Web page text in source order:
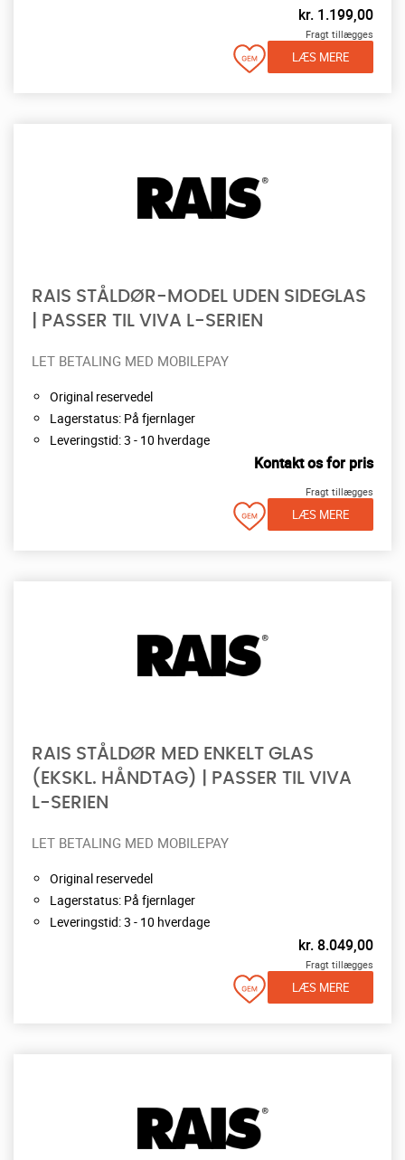
kr. 1.199,00
Fragt tillægges
LÆS MERE
RAIS STÅLDØR-MODEL UDEN SIDEGLAS
| PASSER TIL VIVA L-SERIEN
LET BETALING MED MOBILEPAY
Original reservedel
Lagerstatus: På fjernlager
Leveringstid: 3 - 10 hverdage
Kontakt os for pris
Fragt tillægges
LÆS MERE
RAIS STÅLDØR MED ENKELT GLAS
(EKSKL. HÅNDTAG) | PASSER TIL VIVA
L-SERIEN
LET BETALING MED MOBILEPAY
Original reservedel
Lagerstatus: På fjernlager
Leveringstid: 3 - 10 hverdage
kr.8.049,00
Fragt tillægges
LÆS MERE